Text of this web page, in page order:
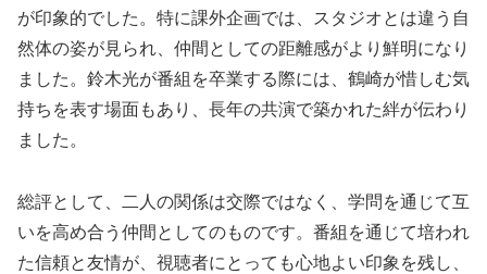
が印象的でした。特に課外企画では、スタジオとは違う自
然体の姿が見られ、仲間としての距離感がより鮮明になり
ました。鈴木光が番組を卒業する際には、鶴崎が惜しむ気
持ちを表す場面もあり、長年の共演で築かれた絆が伝わり
ました。
総評として、二人の関係は交際ではなく、学問を通じて互
いを高め合う仲間としてのものです。番組を通じて培われ
た信頼と友情が、視聴者にとっても心地よい印象を残し、